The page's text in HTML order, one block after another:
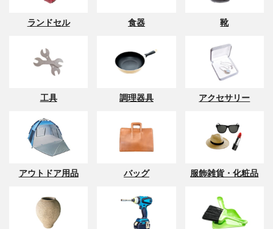
ランドセル 食器 靴
工具 調理器具 アクセサリー
アウトドア用品 バッグ 服飾雑貨・化粧品